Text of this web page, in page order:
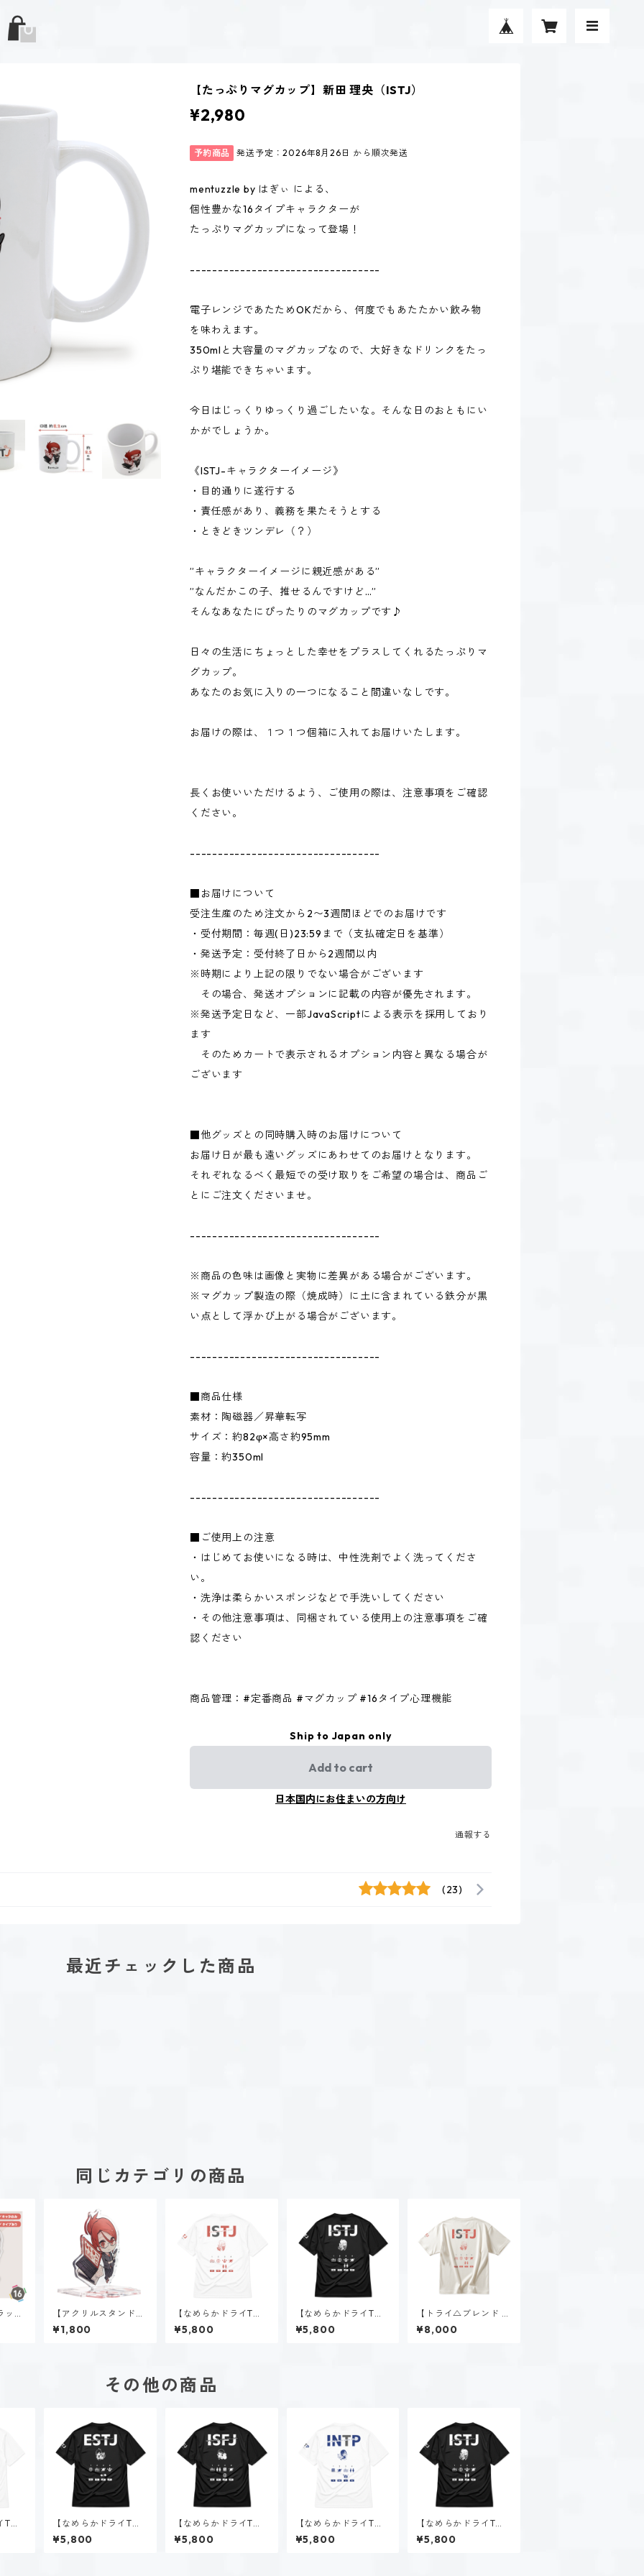
【たっぷりマグカップ】新田 理央（ISTJ）
¥2,980
予約商品 発送予定：2026年8月26日 から順次発送
mentuzzle by はぎぃ による、
個性豊かな16タイプキャラクターが
たっぷりマグカップになって登場！
----------------------------------
電子レンジであたためOKだから、何度でもあたたかい飲み物
を味わえます。
350mlと大容量のマグカップなので、大好きなドリンクをたっ
ぷり堪能できちゃいます。
今日はじっくりゆっくり過ごしたいな。そんな日のおともにい
かがでしょうか。
《ISTJ-キャラクターイメージ》
・目的通りに遂行する
・責任感があり、義務を果たそうとする
・ときどきツンデレ（？）
”キャラクターイメージに親近感がある”
”なんだかこの子、推せるんですけど…”
そんなあなたにぴったりのマグカップです♪
日々の生活にちょっとした幸せをプラスしてくれるたっぷりマ
グカップ。
あなたのお気に入りの一つになること間違いなしです。
お届けの際は、１つ１つ個箱に入れてお届けいたします。
長くお使いいただけるよう、ご使用の際は、注意事項をご確認
ください。
----------------------------------
■お届けについて
受注生産のため注文から2〜3週間ほどでのお届けです
・受付期間：毎週(日)23:59まで（支払確定日を基準）
・発送予定：受付終了日から2週間以内
※時期により上記の限りでない場合がございます
その場合、発送オプションに記載の内容が優先されます。
※発送予定日など、一部JavaScriptによる表示を採用しており
ます
そのためカートで表示されるオプション内容と異なる場合が
ございます
■他グッズとの同時購入時のお届けについて
お届け日が最も遠いグッズにあわせてのお届けとなります。
それぞれなるべく最短での受け取りをご希望の場合は、商品ご
とにご注文くださいませ。
----------------------------------
※商品の色味は画像と実物に差異がある場合がございます。
※マグカップ製造の際（焼成時）に土に含まれている鉄分が黒
い点として浮かび上がる場合がございます。
----------------------------------
■商品仕様
素材：陶磁器／昇華転写
サイズ：約82φ×高さ約95mm
容量：約350ml
----------------------------------
■ご使用上の注意
・はじめてお使いになる時は、中性洗剤でよく洗ってくださ
い。
・洗浄は柔らかいスポンジなどで手洗いしてください
・その他注意事項は、同梱されている使用上の注意事項をご確
認ください
商品管理：#定番商品 #マグカップ #16タイプ心理機能
Ship to Japan only
Add to cart
日本国内にお住まいの方向け
通報する
(23)
最近チェックした商品
同じカテゴリの商品
ッ
【アクリルスタンド】
新田 理央（ISTJ）
¥1,800
【なめらかドライTシ
ャツ】新田 理央（IST
J）｜ホワイト
¥5,800
【なめらかドライTシ
ャツ】新田 理央（IST
J）｜ブラック
¥5,800
【トライ△ブレンド ビ
ッグTシャツ】新田 理
央（ISTJ）｜ヴィンテ
¥8,000
その他の商品
シ
【なめらかドライTシ
ャツ】大神 楓（EST
J）｜ブラック
¥5,800
【なめらかドライTシ
ャツ】花園 明日香（IS
FJ）｜ブラック
¥5,800
【なめらかドライTシ
ャツ】時雨 瑠璃子（IN
TP）｜ホワイト
¥5,800
【なめらかドライTシ
ャツ】新田 理央（IST
J）｜ブラック
¥5,800